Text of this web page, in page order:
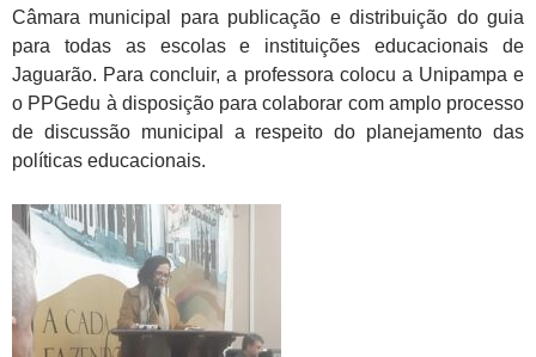
Câmara municipal para publicação e distribuição do guia
para todas as escolas e instituições educacionais de
Jaguarão. Para concluir, a professora colocu a Unipampa e
o PPGedu à disposição para colaborar com amplo processo
de discussão municipal a respeito do planejamento das
políticas educacionais.